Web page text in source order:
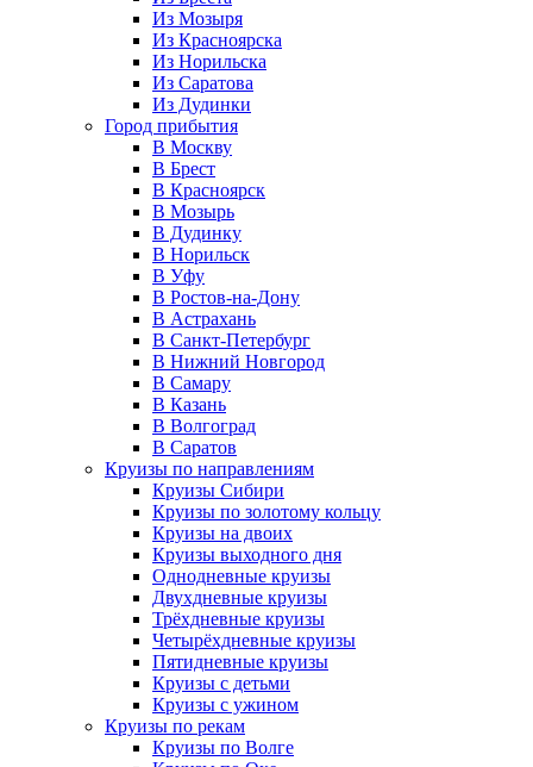
Из Мозыря
Из Красноярска
Из Норильска
Из Саратова
Из Дудинки
Город прибытия
В Москву
В Брест
В Красноярск
В Мозырь
В Дудинку
В Норильск
В Уфу
В Ростов-на-Дону
В Астрахань
В Санкт-Петербург
В Нижний Новгород
В Самару
В Казань
В Волгоград
В Саратов
Круизы по направлениям
Круизы Сибири
Круизы по золотому кольцу
Круизы на двоих
Круизы выходного дня
Однодневные круизы
Двухдневные круизы
Трёхдневные круизы
Четырёхдневные круизы
Пятидневные круизы
Круизы с детьми
Круизы с ужином
Круизы по рекам
Круизы по Волге